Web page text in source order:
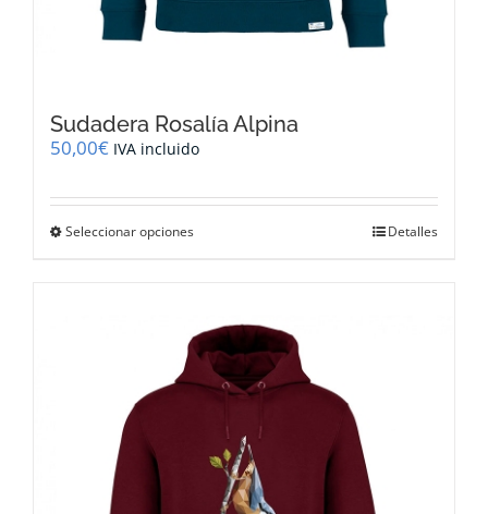
Sudadera Rosalía Alpina
50,00€ IVA incluido
Seleccionar opciones
variantes.
Las
opciones
se
elegir
en
página
Detalles